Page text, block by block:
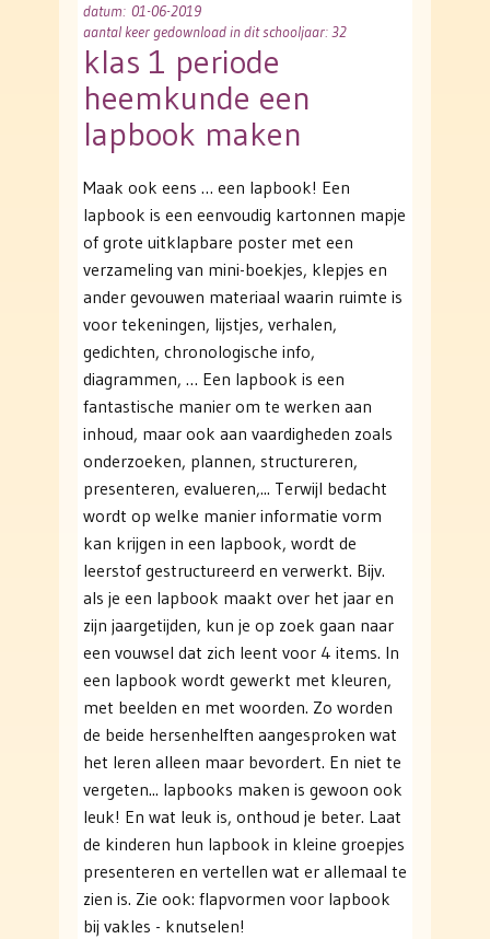
datum: 01-06-2019
aantal keer gedownload in dit schooljaar: 32
klas 1 periode
heemkunde een
lapbook maken
Maak ook eens … een lapbook! Een
lapbook is een eenvoudig kartonnen mapje
of grote uitklapbare poster met een
verzameling van mini-boekjes, klepjes en
ander gevouwen materiaal waarin ruimte is
voor tekeningen, lijstjes, verhalen,
gedichten, chronologische info,
diagrammen, … Een lapbook is een
fantastische manier om te werken aan
inhoud, maar ook aan vaardigheden zoals
onderzoeken, plannen, structureren,
presenteren, evalueren,... Terwijl bedacht
wordt op welke manier informatie vorm
kan krijgen in een lapbook, wordt de
leerstof gestructureerd en verwerkt. Bijv.
als je een lapbook maakt over het jaar en
zijn jaargetijden, kun je op zoek gaan naar
een vouwsel dat zich leent voor 4 items. In
een lapbook wordt gewerkt met kleuren,
met beelden en met woorden. Zo worden
de beide hersenhelften aangesproken wat
het leren alleen maar bevordert. En niet te
vergeten... lapbooks maken is gewoon ook
leuk! En wat leuk is, onthoud je beter. Laat
de kinderen hun lapbook in kleine groepjes
presenteren en vertellen wat er allemaal te
zien is. Zie ook: flapvormen voor lapbook
bij vakles - knutselen!